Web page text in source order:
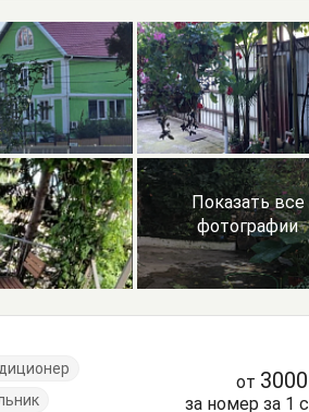
Показать все
фотографии
от
за номер за 1